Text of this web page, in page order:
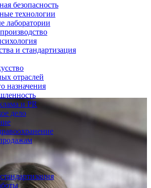
безопасность
технологии
лаборатории
и стандартизация
отраслей
назначения
и PR
дело